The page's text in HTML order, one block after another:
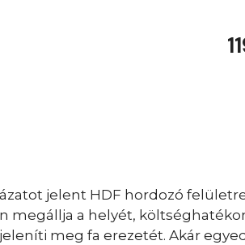
jelent HDF hordozó
megállja a helyét,
meg fa erezetét. Akár